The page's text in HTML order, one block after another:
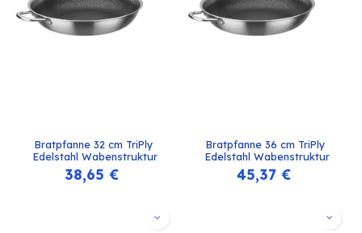
Bratpfanne 32 cm TriPly
Edelstahl Wabenstruktur
38,65 €
Bratpfanne 36 cm TriPly
Edelstahl Wabenstruktur
45,37 €